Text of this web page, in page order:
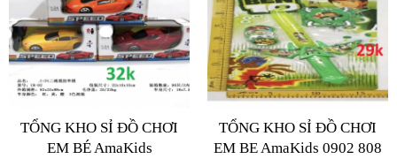
TỔNG KHO SỈ ĐỒ CHƠI
EM BÉ AmaKids
TỔNG KHO SỈ ĐỒ CHƠI
EM BE AmaKids 0902 808